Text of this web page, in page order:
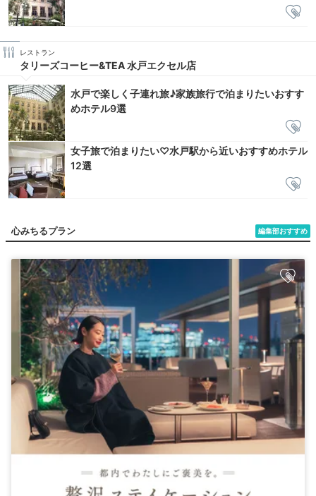
レストラン
タリーズコーヒー&TEA 水戸エクセル店
水戸で楽しく子連れ旅♪家族旅行で泊まりたいおすす
めホテル9選
女子旅で泊まりたい♡水戸駅から近いおすすめホテル
12選
編集部おすすめ
心みちるプラン